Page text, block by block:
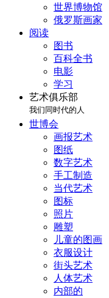
世界博物馆
俄罗斯画家
阅读
图书
百科全书
电影
学习
艺术俱乐部
我们同时代的人
世博会
画报艺术
图纸
数字艺术
手工制造
当代艺术
图标
照片
雕塑
儿童的图画
衣服设计
街头艺术
人体艺术
内部的